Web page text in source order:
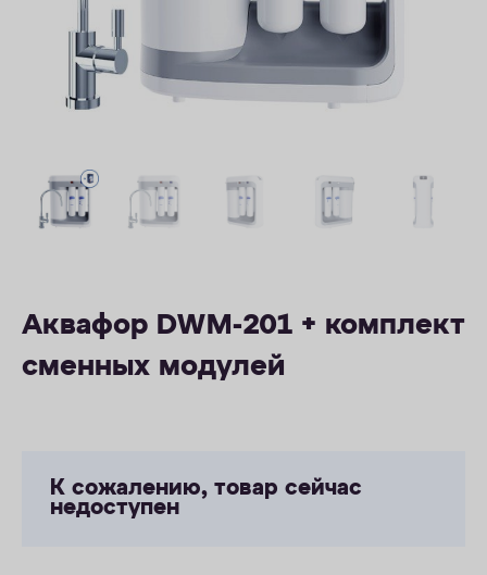
КОНТАКТЫ
Аквафор DWM-201 + комплект
сменных модулей
К сожалению, товар сейчас
недоступен